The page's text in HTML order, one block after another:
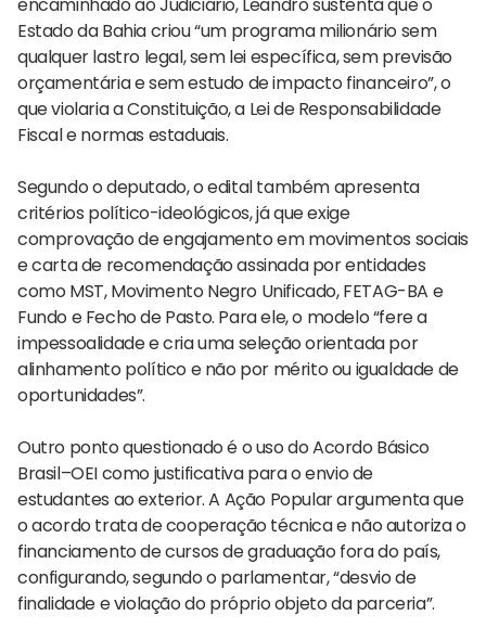
Estado da Bahia criou “um programa milionário sem
qualquer lastro legal, sem lei específica, sem previsão
orçamentária e sem estudo de impacto financeiro”, o
que violaria a Constituição, a Lei de Responsabilidade
Fiscal e normas estaduais.
Segundo o deputado, o edital também apresenta
critérios político-ideológicos, já que exige
comprovação de engajamento em movimentos sociais
e carta de recomendação assinada por entidades
como MST, Movimento Negro Unificado, FETAG-BA e
Fundo e Fecho de Pasto. Para ele, o modelo “fere a
impessoalidade e cria uma seleção orientada por
alinhamento político e não por mérito ou igualdade de
oportunidades”.
Outro ponto questionado é o uso do Acordo Básico
Brasil–OEI como justificativa para o envio de
estudantes ao exterior. A Ação Popular argumenta que
o acordo trata de cooperação técnica e não autoriza o
financiamento de cursos de graduação fora do país,
configurando, segundo o parlamentar, “desvio de
finalidade e violação do próprio objeto da parceria”.